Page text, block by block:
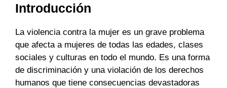
Introducción
La violencia contra la mujer es un grave problema
que afecta a mujeres de todas las edades, clases
sociales y culturas en todo el mundo. Es una forma
de discriminación y una violación de los derechos
humanos que tiene consecuencias devastadoras